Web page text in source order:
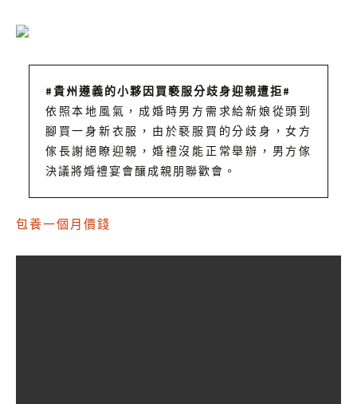
#貴州遵義的小夥因買褻服分歧身迎親遭拒#
依照本地風氣，成婚時男方需求給新娘從頭到
腳買一身新衣服，由於褻服買的分歧身，女方
傢長謝絕瞭迎親，婚禮沒能正常舉辦，男方傢
決議將婚禮宴會釀成親朋聯歡會。
包養一個月價錢